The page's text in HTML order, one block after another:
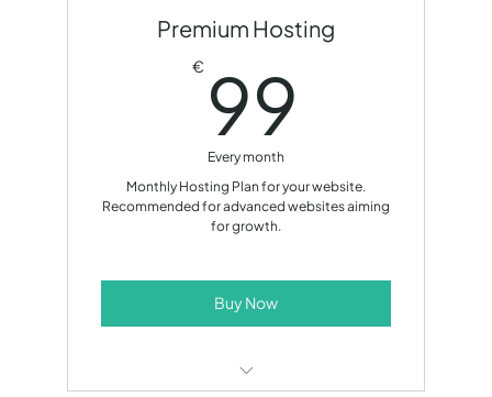
Minor Fixes up to 1 hour/month
Business Email
Premium Hosting
€ 99
Every month
Monthly Hosting Plan for your website.
Recommended for advanced websites aiming
for growth.
Buy Now